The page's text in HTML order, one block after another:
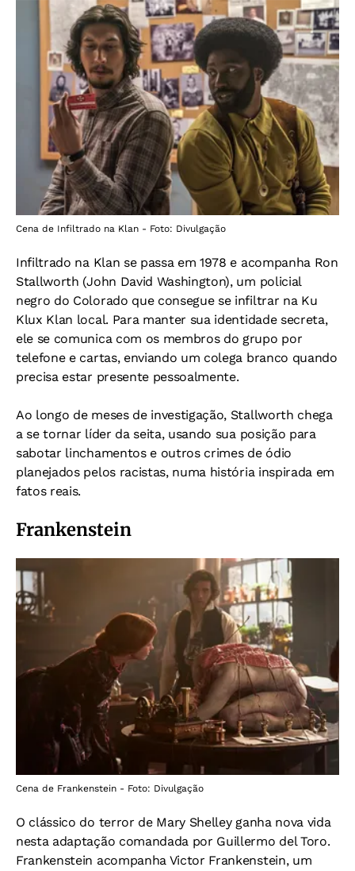
Cena de Infiltrado na Klan - Foto: Divulgação
Infiltrado na Klan se passa em 1978 e acompanha Ron
Stallworth (John David Washington), um policial
negro do Colorado que consegue se infiltrar na Ku
Klux Klan local. Para manter sua identidade secreta,
ele se comunica com os membros do grupo por
telefone e cartas, enviando um colega branco quando
precisa estar presente pessoalmente.
Ao longo de meses de investigação, Stallworth chega
a se tornar líder da seita, usando sua posição para
sabotar linchamentos e outros crimes de ódio
planejados pelos racistas, numa história inspirada em
fatos reais.
Frankenstein
Cena de Frankenstein - Foto: Divulgação
O clássico do terror de Mary Shelley ganha nova vida
nesta adaptação comandada por Guillermo del Toro.
Frankenstein acompanha Victor Frankenstein, um